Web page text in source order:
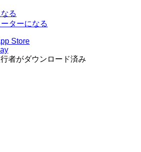
る
ターになる
者がダウンロード済み